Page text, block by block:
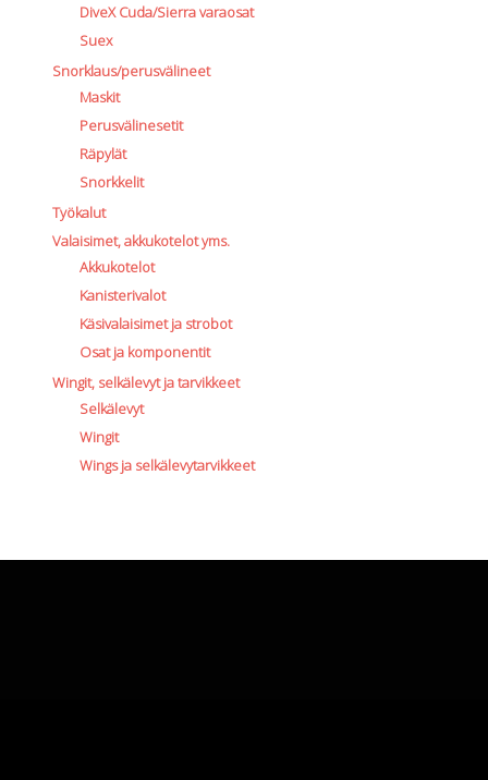
DiveX Cuda/Sierra varaosat
Suex
Snorklaus/perusvälineet
Maskit
Perusvälinesetit
Räpylät
Snorkkelit
Työkalut
Valaisimet, akkukotelot yms.
Akkukotelot
Kanisterivalot
Käsivalaisimet ja strobot
Osat ja komponentit
Wingit, selkälevyt ja tarvikkeet
Selkälevyt
Wingit
Wings ja selkälevytarvikkeet